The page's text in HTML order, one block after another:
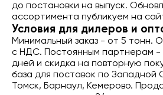
до постановки на выпуск.
ассортимента публикуем на
Условия для дилеров и
Минимальный заказ - от 5 тонн.
с НДС. Постоянным партнерам -
дней и скидка на повторную
база для поставок по Западной
Томск, Барнаул, Кемерово.